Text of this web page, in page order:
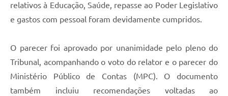
relativos à Educação, Saúde, repasse ao Poder Legislativo
e gastos com pessoal foram devidamente cumpridos.
O parecer foi aprovado por unanimidade pelo pleno do
Tribunal, acompanhando o voto do relator e o parecer do
Ministério Público de Contas (MPC). O documento
também incluiu recomendações voltadas ao